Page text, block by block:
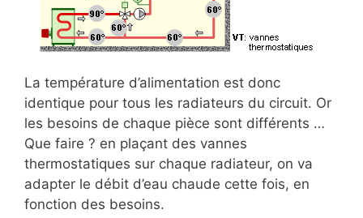
La température d’alimentation est donc
identique pour tous les radiateurs du circuit. Or
les besoins de chaque pièce sont différents …
Que faire ? en plaçant des vannes
thermostatiques sur chaque radiateur, on va
adapter le débit d’eau chaude cette fois, en
fonction des besoins.